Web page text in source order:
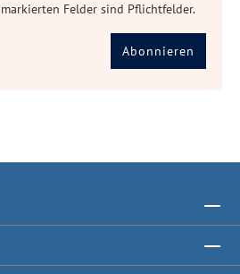
Felder sind Pflichtfelder.
Abonnieren